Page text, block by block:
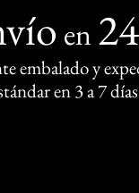
en
embalado y
en 3 a 7